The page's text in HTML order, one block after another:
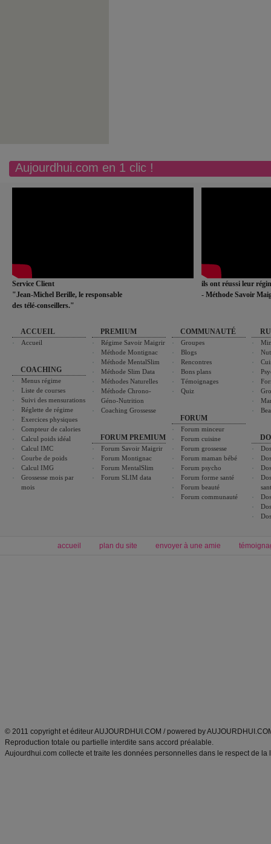
Aujourdhui.com en 1 clic !
Service Client
"Jean-Michel Berille, le responsable
des télé-conseillers."
ils ont réussi leur
- Méthode Savoir
ACCUEIL
Accueil
COACHING
Menus régime
Liste de courses
Suivi des mensurations
Réglette de régime
Exercices physiques
Compteur de calories
Calcul poids idéal
Calcul IMC
Courbe de poids
Calcul IMG
Grossesse mois par
mois
PREMIUM
Régime Savoir Maigrir
Méthode Montignac
Méthode MentalSlim
Méthode Slim Data
Méthodes Naturelles
Méthode Chrono-
Géno-Nutrition
Coaching Grossesse
FORUM PREMIUM
Forum Savoir Maigrir
Forum Montignac
Forum MentalSlim
Forum SLIM data
COMMUNAUTÉ
Groupes
Blogs
Rencontres
Bons plans
Témoignages
Quiz
FORUM
Forum minceur
Forum cuisine
Forum grossesse
Forum maman bébé
Forum psycho
Forum forme santé
Forum beauté
Forum communauté
accueil plan du site envoyer à une amie
© 2011 copyright et éditeur AUJOURDHUI.COM / powered by
Reproduction totale ou partielle interdite sans accord préalable.
Aujourdhui.com collecte et traite les données personnelles dans le respect de